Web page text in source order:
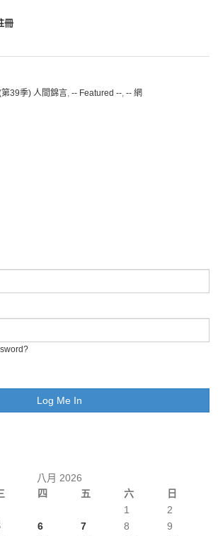
冊
第39季) 人間錦言, -- Featured --, -- 網
八月 2026
四 五 六 日
1
2
6 7 8
9